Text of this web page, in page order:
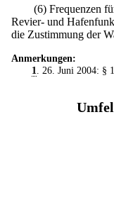
(6) Frequenzen
Revier- und
die Zustimmung der
Anmerkungen:
1. 26. Juni 2004: §